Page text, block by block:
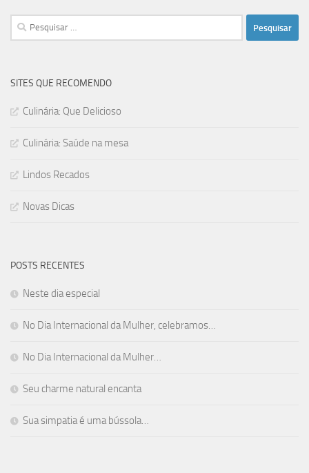
Pesquisar
por:
SITES QUE RECOMENDO
Culinária: Que Delicioso
Culinária: Saúde na mesa
Lindos Recados
Novas Dicas
POSTS RECENTES
Neste dia especial
No Dia Internacional da Mulher, celebramos…
No Dia Internacional da Mulher…
Seu charme natural encanta
Sua simpatia é uma bússola…